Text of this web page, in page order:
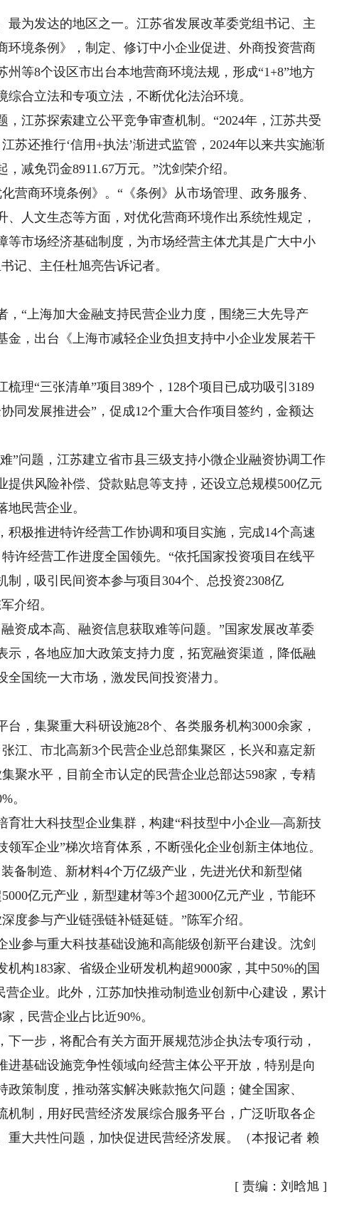
为发达的地区之一。江苏省发展改革委党组书记、主
环境条例》，制定、修订中小企业促进、外商投资营商
等8个设区市出台本地营商环境法规，形成“1+8”地方
合立法和专项立法，不断优化法治环境。
江苏探索建立公平竞争审查机制。“2024年，江苏共受
苏还推行‘信用+执法’渐进式监管，2024年以来共实施渐
减免罚金8911.67万元。”沈剑荣介绍。
商环境条例》。“《条例》从市场管理、政务服务、
人文生态等方面，对优化营商环境作出系统性规定，
等市场经济基础制度，为市场经营主体尤其是广大中小
记、主任杜旭亮告诉记者。
“上海加大金融支持民营企业力度，围绕三大先导产
金，出台《上海市减轻企业负担支持中小企业发展若干
“三张清单”项目389个，128个项目已成功吸引3189
同发展推进会”，促成12个重大合作项目签约，金额达
问题，江苏建立省市县三级支持小微企业融资协调工作
供风险补偿、贷款贴息等支持，还设立总规模500亿元
民营企业。
极推进特许经营工作协调和项目实施，完成14个高速
许经营工作进度全国领先。“依托国家投资项目在线平
，吸引民间资本参与项目304个、总投资2308亿
介绍。
成本高、融资信息获取难等问题。”国家发展改革委
示，各地应加大政策支持力度，拓宽融资渠道，降低融
国统一大市场，激发民间投资潜力。
集聚重大科研设施28个、各类服务机构3000余家，
江、市北高新3个民营企业总部集聚区，长兴和嘉定新
聚水平，目前全市认定的民营企业总部达598家，专精
。
壮大科技型企业集群，构建“科技型中小企业—高新技
企业”梯次培育体系，不断强化企业创新主体地位。
制造、新材料4个万亿级产业，先进光伏和新型储
亿元产业，新型建材等3个超3000亿元产业，节能环
度参与产业链强链补链延链。”陈军介绍。
参与重大科技基础设施和高能级创新平台建设。沈剑
构183家、省级企业研发机构超9000家，其中50%的国
企业。此外，江苏加快推动制造业创新中心建设，累计
，民营企业占比近90%。
一步，将配合有关方面开展规范涉企执法专项行动，
基础设施竞争性领域向经营主体公平开放，特别是向
策制度，推动落实解决账款拖欠问题；健全国家、
机制，用好民营经济发展综合服务平台，广泛听取各企
重大共性问题，加快促进民营经济发展。（本报记者 赖
[ 责编：刘晗旭]